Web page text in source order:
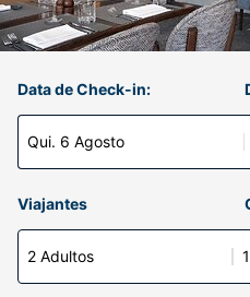
Data de Check-in:
Qui. 6 Agosto
Viajantes
2 Adultos